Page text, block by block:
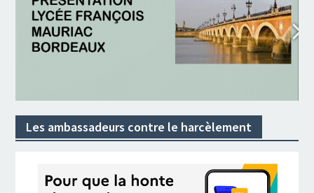
Les ambassadeurs contre le harcèlement